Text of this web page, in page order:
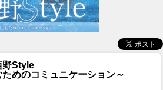
野Style
めのコミュニケーション～